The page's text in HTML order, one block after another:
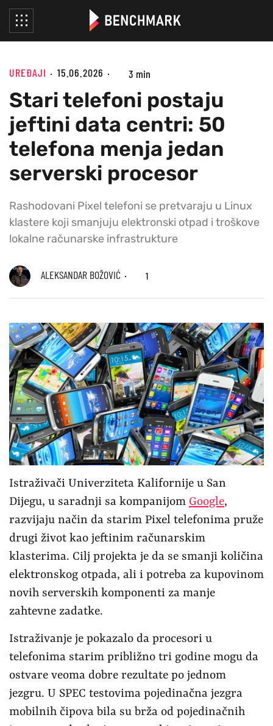
UREĐAJI 15.06.2026 3 min
Stari telefoni postaju
jeftini data centri: 50
telefona menja jedan
serverski procesor
Rashodovani Pixel telefoni se pretvaraju u Linux
klastere koji smanjuju elektronski otpad i troškove
lokalne računarske infrastrukture
ALEKSANDAR BOŽOVIĆ 1
Istraživači Univerziteta Kalifornije u San
Dijegu, u saradnji sa kompanijom Google,
razvijaju način da starim Pixel telefonima pruže
drugi život kao jeftinim računarskim
klasterima. Cilj projekta je da se smanji količina
elektronskog otpada, ali i potreba za kupovinom
novih serverskih komponenti za manje
zahtevne zadatke.
Istraživanje je pokazalo da procesori u
telefonima starim približno tri godine mogu da
ostvare veoma dobre rezultate po jednom
jezgru. U SPEC testovima pojedinačna jezgra
mobilnih čipova bila su brža od pojedinačnih